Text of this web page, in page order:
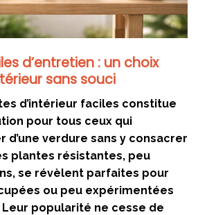
d’entretien : un choix
sans souci
d’intérieur faciles constitue
pour tous ceux qui
verdure sans y consacrer
plantes résistantes, peu
se révèlent parfaites pour
ou peu expérimentées
popularité ne cesse de